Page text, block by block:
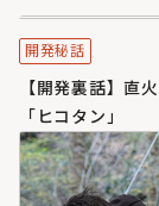
開発秘話
【開発裏話】直
「ヒコタン」